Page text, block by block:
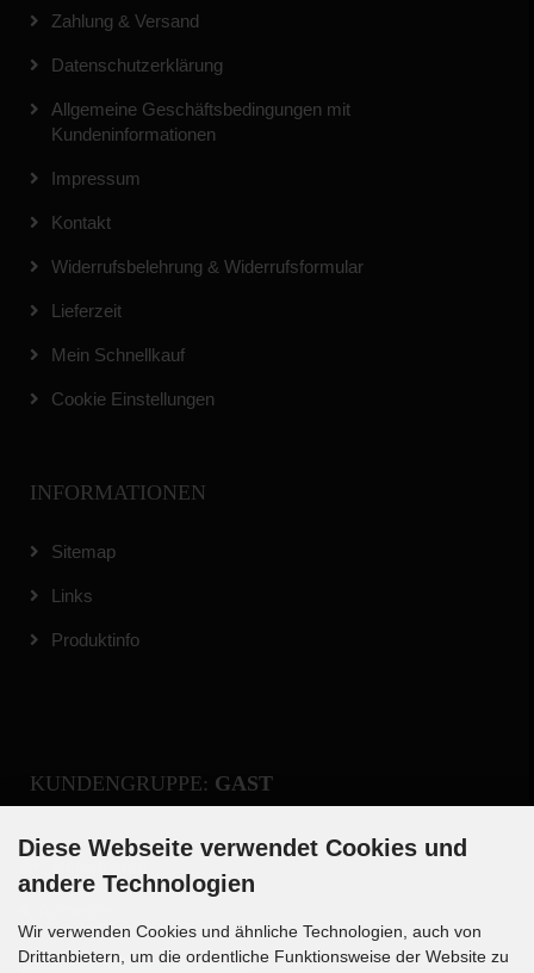
Zahlung & Versand
Datenschutzerklärung
Allgemeine Geschäftsbedingungen mit
Kundeninformationen
Impressum
Kontakt
Widerrufsbelehrung & Widerrufsformular
Lieferzeit
Mein Schnellkauf
Cookie Einstellungen
INFORMATIONEN
Sitemap
Links
Produktinfo
KUNDENGRUPPE: GAST
Diese Webseite verwendet Cookies und
andere Technologien
Wir verwenden Cookies und ähnliche Technologien, auch von
Drittanbietern, um die ordentliche Funktionsweise der Website zu